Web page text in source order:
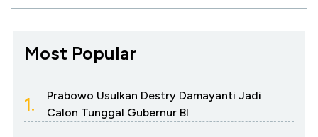
Most Popular
1.
Prabowo Usulkan Destry Damayanti Jadi
Calon Tunggal Gubernur BI